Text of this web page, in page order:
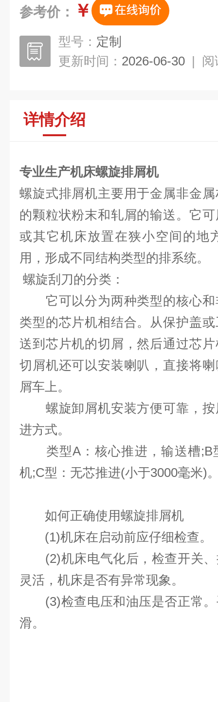
参考价： ￥
型号： 定制
更新时间： 2026-06-30 | 阅
详情介绍
专业生产机床螺旋排屑机
螺旋式排屑机主要用于金属非金
的颗粒状粉末和轧屑的输送。它
或其它机床放置在狭小空间的地
用，形成不同结构类型的排系统。
螺旋刮刀的分类：
它可以分为两种类型的核心和
类型的芯片机相结合。从保护盖
送到芯片机的切屑，然后通过芯
切屑机还可以安装喇叭，直接将
屑车上。
螺旋卸屑机安装方便可靠，按
进方式。
类型A：核心推进，输送槽;B
机;C型：无芯推进(小于3000毫米)
如何正确使用螺旋排屑机
(1)机床在启动前应仔细检查。
(2)机床电气化后，检查开关、
灵活，机床是否有异常现象。
(3)检查电压和油压是否正常。
滑。